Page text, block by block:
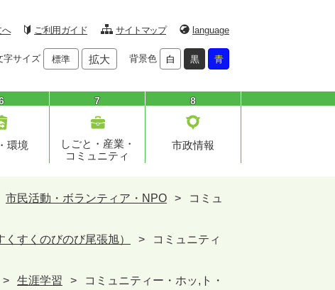
へ ご利用ガイド サイトマップ language
字サイズ 標準 拡大 背景色 白 黒 青
環境
7
しごと・産業・
コミュニティ
8
市政情報
市民活動・ボランティア・NPO >
コミュ
すくのびのび尾張旭） >
コミュニティ
> 生涯学習 >
コミュニティー・ホッ,ト・